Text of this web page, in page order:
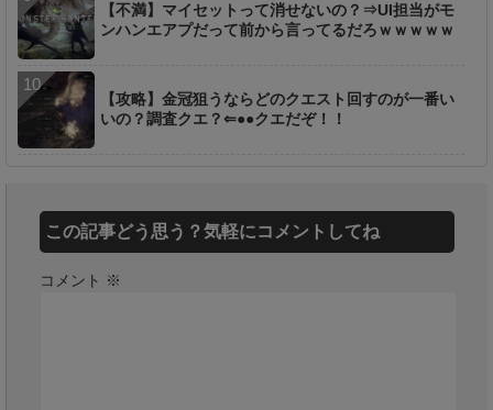
【不満】マイセットって消せないの？⇒UI担当がモ
ンハンエアプだって前から言ってるだろｗｗｗｗｗ
【攻略】金冠狙うならどのクエスト回すのが一番い
いの？調査クエ？⇐●●クエだぞ！！
この記事どう思う？気軽にコメントしてね
コメント ※